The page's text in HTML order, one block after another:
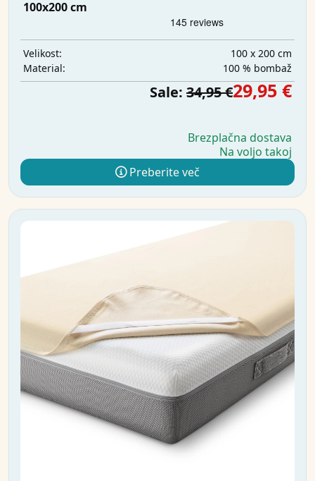
100x200 cm
Velikost:
100 x 200 cm
Material:
100 % bombaž
Sale: 34,95 €29,95 €
Brezplačna dostava
Na voljo takoj
Preberite več